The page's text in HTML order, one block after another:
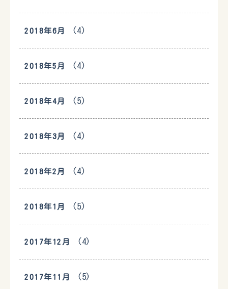
2018年6月 (4)
2018年5月 (4)
2018年4月 (5)
2018年3月 (4)
2018年2月 (4)
2018年1月 (5)
2017年12月 (4)
2017年11月 (5)